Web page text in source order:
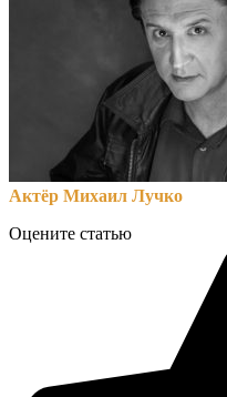
Актёр Михаил Лучко
Оцените статью